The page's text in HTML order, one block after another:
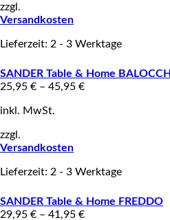
zzgl.
Versandkosten
Lieferzeit: 2 - 3 Werktage
SANDER Table & Home BALOCCHI
25,95 € – 45,95 €
inkl. MwSt.
zzgl.
Versandkosten
Lieferzeit: 2 - 3 Werktage
SANDER Table & Home FREDDO
29,95 € – 41,95 €